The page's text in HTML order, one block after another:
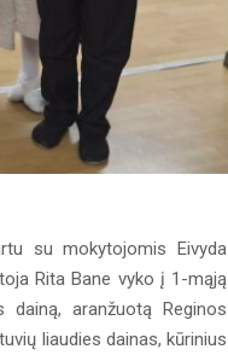
su mokytojomis Eivyda
Rita Bane vyko į 1-mąją
dainą, aranžuotą Reginos
liaudies dainas, kūrinius